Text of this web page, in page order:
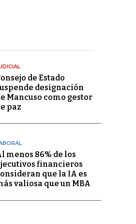
de Estado
designación
Mancuso como gestor
paz
menos 86% de los
financieros
que la IA es
valiosa que un MBA